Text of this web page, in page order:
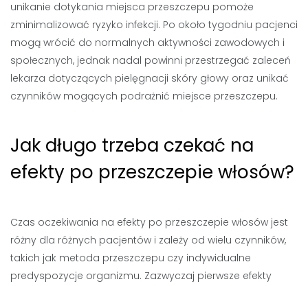
unikanie dotykania miejsca przeszczepu pomoże
zminimalizować ryzyko infekcji. Po około tygodniu pacjenci
mogą wrócić do normalnych aktywności zawodowych i
społecznych, jednak nadal powinni przestrzegać zaleceń
lekarza dotyczących pielęgnacji skóry głowy oraz unikać
czynników mogących podrażnić miejsce przeszczepu.
Jak długo trzeba czekać na
efekty po przeszczepie włosów?
Czas oczekiwania na efekty po przeszczepie włosów jest
różny dla różnych pacjentów i zależy od wielu czynników,
takich jak metoda przeszczepu czy indywidualne
predyspozycje organizmu. Zazwyczaj pierwsze efekty